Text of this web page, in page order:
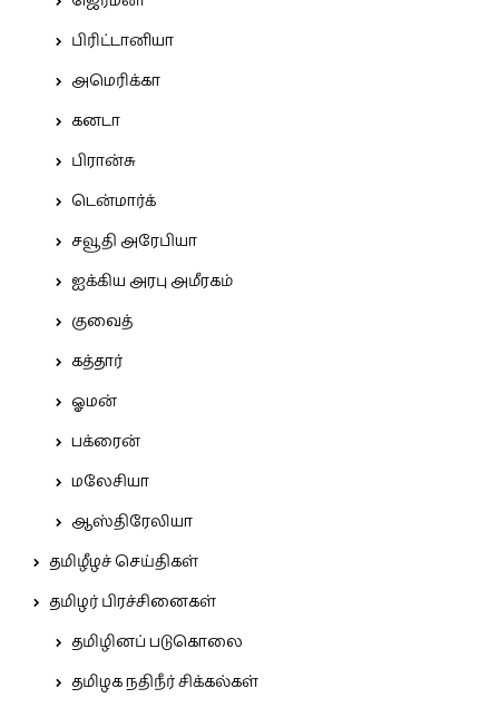
பிரிட்டானியா
அமெரிக்கா
கனடா
பிரான்சு
டென்மார்க்
சவூதி அரேபியா
ஐக்கிய அரபு அமீரகம்
குவைத்
கத்தார்
ஓமன்
பக்ரைன்
மலேசியா
ஆஸ்திரேலியா
தமிழீழச் செய்திகள்
தமிழர் பிரச்சினைகள்
தமிழினப் படுகொலை
தமிழக நதிநீர் சிக்கல்கள்